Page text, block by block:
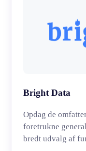
Bright Data
Opdag de
foretrukne
bredt udvalg af